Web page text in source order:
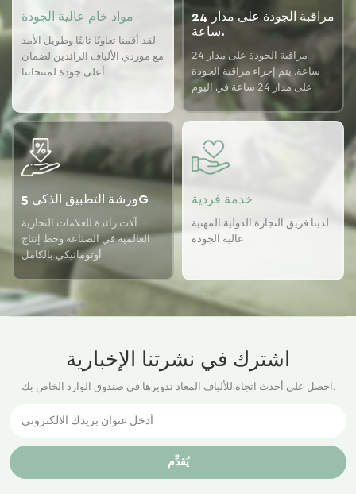
مواد خام عالية الجودة
لقد أقمنا تعاونًا ثابتًا وطويل الأمد
مع موردي الألياف الرائدين لضمان
أعلى جودة لمنتجاتنا.
مراقبة الجودة على مدار 24
ساعة.
مراقبة الجودة على مدار 24
ساعة. يتم إجراء مراقبة الجودة
على مدار 24 ساعة في اليوم
باستخدام نظام ضمان الجودة
USTER لضمان اتساق الجودة
ورشة التطبيق الذكي 5G
آلات رائدة للعلامات التجارية
العالمية في الصناعة وخط إنتاج
أوتوماتيكي بالكامل
خدمة فردية
لدينا فريق التجارة الدولية المهنية
عالية الجودة
اشترك في نشرتنا الإخبارية
احصل على أحدث اتجاه للألياف المعاد تدويرها في صندوق الوارد الخاص بك.
يُقدِّم